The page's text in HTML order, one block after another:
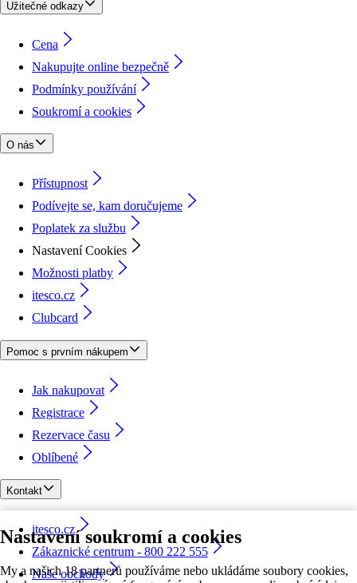
Nastavení soukromí a cookies
My a našich 18 partnerů používáme nebo ukládáme soubory cookies,
Užitečné odkazy
Cena
Nakupujte online bezpečně
Podmínky používání
Soukromí a cookies
O nás
Přístupnost
Podívejte se, kam doručujeme
Poplatek za službu
Nastavení Cookies
Možnosti platby
itesco.cz
Clubcard
Pomoc s prvním nákupem
Jak nakupovat
Registrace
Rezervace času
Oblíbené
Kontakt
itesco.cz
Zákaznické centrum - 800 222 555
Naše obchody